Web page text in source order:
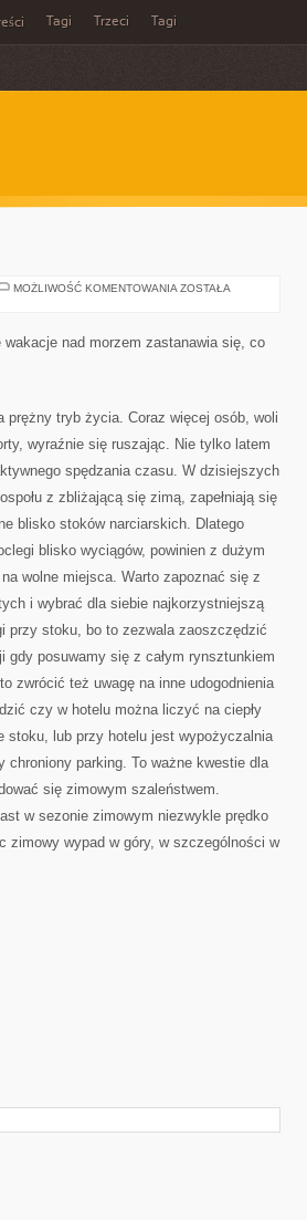
Tagi Trzeci Tagi
MOŻLIWOŚĆ KOMENTOWANIA WAKACJE
ZOSTAŁA
nad morzem zastanawia się, co
prężny tryb życia. Coraz więcej osób, woli
wyraźnie się ruszając. Nie tylko latem
spędzania czasu. W dzisiejszych
z zbliżającą się zimą, zapełniają się
blisko stoków narciarskich. Dlatego
blisko wyciągów, powinien z dużym
wolne miejsca. Warto zapoznać się z
i wybrać dla siebie najkorzystniejszą
przy stoku, bo to zezwala zaoszczędzić
posuwamy się z całym rynsztunkiem
zwrócić też uwagę na inne udogodnienia
czy w hotelu można liczyć na ciepły
stoku, lub przy hotelu jest wypożyczalnia
parking. To ważne kwestie dla
się zimowym szaleństwem.
w sezonie zimowym niezwykle prędko
zimowy wypad w góry, w szczególności w